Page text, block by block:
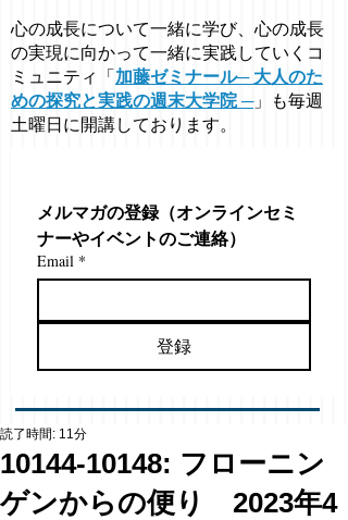
心の成長について一緒に学び、心の成長
の実現に向かって一緒に実践していくコ
ミュニティ「 加藤ゼミナール─ 大人のた
めの探究と実践の週末大学院 ─」も毎週
土曜日に開講しております。
メルマガの登録（オンラインセミ
ナーやイベントのご連絡）
Email *
登録
10144-10148: フローニン
ゲンからの便り 2023年4
読了時間: 11分